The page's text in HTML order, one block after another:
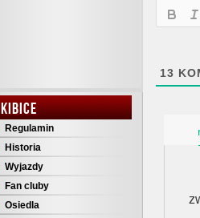
KIBICE
Regulamin
Historia
Wyjazdy
Fan cluby
Osiedla
13